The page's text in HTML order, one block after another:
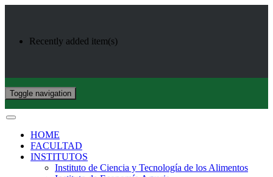
Recently added item(s)
Toggle navigation
HOME
FACULTAD
INSTITUTOS
Instituto de Ciencia y Tecnología de los Alimentos